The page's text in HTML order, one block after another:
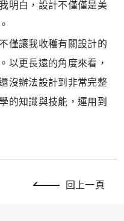
明白，設計不僅僅是美
僅讓我收穫有關設計的
以更長遠的角度來看，
沒辦法設計到非常完整
的知識與技能，運用到
回上一頁